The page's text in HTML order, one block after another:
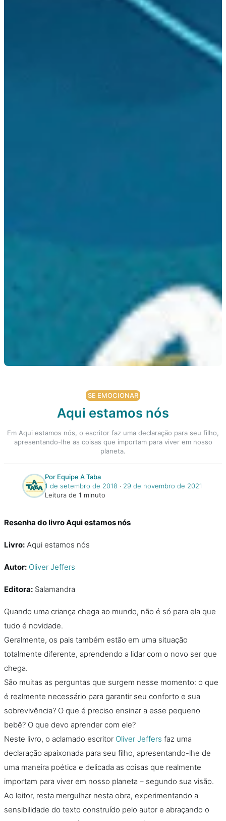
SE EMOCIONAR
Aqui estamos nós
Em Aqui estamos nós, o escritor faz uma declaração para seu filho,
apresentando-lhe as coisas que importam para viver em nosso
planeta.
Por Equipe A Taba
1 de setembro de 2018 ‧ 29 de novembro de 2021
Leitura de 1 minuto
Resenha do livro Aqui estamos nós
Livro: Aqui estamos nós
Autor: Oliver Jeffers
Editora: Salamandra
Quando uma criança chega ao mundo, não é só para ela que
tudo é novidade.
Geralmente, os pais também estão em uma situação
totalmente diferente, aprendendo a lidar com o novo ser que
chega.
São muitas as perguntas que surgem nesse momento: o que
é realmente necessário para garantir seu conforto e sua
sobrevivência? O que é preciso ensinar a esse pequeno
bebê? O que devo aprender com ele?
Neste livro, o aclamado escritor Oliver Jeffers faz uma
declaração apaixonada para seu filho, apresentando-lhe de
uma maneira poética e delicada as coisas que realmente
importam para viver em nosso planeta – segundo sua visão.
Ao leitor, resta mergulhar nesta obra, experimentando a
sensibilidade do texto construído pelo autor e abraçando o